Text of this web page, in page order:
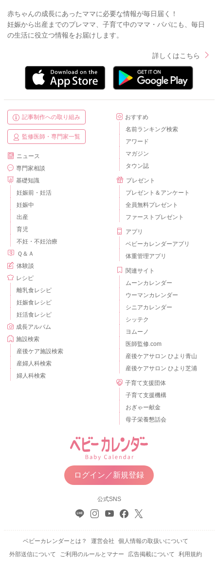
赤ちゃんの成長にあったママに必要な情報が毎日届く！
妊娠から出産までのプレママ、子育て中のママ・パパにも、毎日
の生活に役立つ情報をお届けします。
詳しくはこちら
記事制作への取り組み
監修医師・専門家一覧
ニュース
専門家相談
基礎知識
妊娠前・妊活
妊娠中
出産
育児
不妊・不妊治療
Ｑ＆Ａ
体験談
レシピ
離乳食レシピ
妊娠食レシピ
妊活食レシピ
成長アルバム
施設検索
産後ケア施設検索
産婦人科検索
婦人科検索
おすすめ
名前ランキング検索
アワード
マガジン
タウン誌
プレゼント
プレゼント＆アンケート
全員無料プレゼント
ファーストプレゼント
アプリ
ベビーカレンダーアプリ
体重管理アプリ
関連サイト
ムーンカレンダー
ウーマンカレンダー
シニアカレンダー
シッテク
ヨムーノ
医師監修.com
産後ケアサロン ひより青山
産後ケアサロン ひより芝浦
子育て支援団体
子育て支援機構
おぎゃー献金
母子栄養懇話会
ログイン／新規登録
公式SNS
ベビーカレンダーとは？ 運営会社
個人情報の取扱いについて
外部送信について
ご利用のルールとマナー 広告掲載について 利用規約